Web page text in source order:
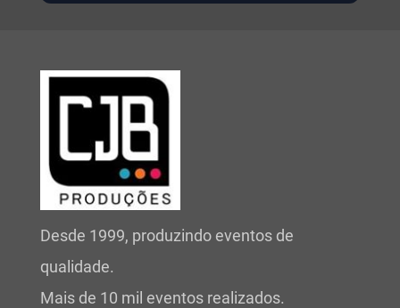
Desde 1999, produzindo eventos de
qualidade.
Mais de 10 mil eventos realizados.